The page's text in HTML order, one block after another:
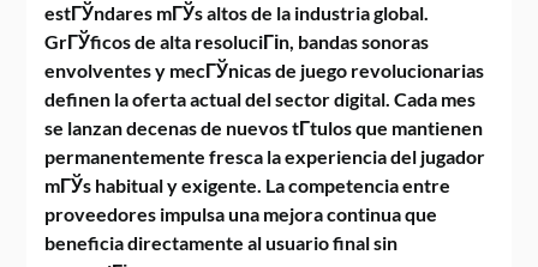
estГЎndares mГЎs altos de la industria global.
GrГЎficos de alta resoluciГіn, bandas sonoras
envolventes y mecГЎnicas de juego revolucionarias
definen la oferta actual del sector digital. Cada mes
se lanzan decenas de nuevos tГ­tulos que mantienen
permanentemente fresca la experiencia del jugador
mГЎs habitual y exigente. La competencia entre
proveedores impulsa una mejora continua que
beneficia directamente al usuario final sin